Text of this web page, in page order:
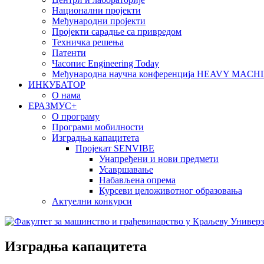
Национални пројекти
Међународни пројекти
Пројекти сарадње са привредом
Техничка решења
Патенти
Часопис Engineering Today
Међународна научна конференција HEAVY
ИНКУБАТОР
О нама
EРАЗМУС+
О програму
Програми мобилности
Изградња капацитета
Пројекат SENVIBE
Унапређени и нови предмети
Усавршавање
Набављена опрема
Курсеви целоживотног образовања
Актуелни конкурси
Изградња капацитета